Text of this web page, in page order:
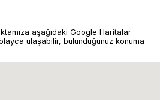
aşağıdaki Google Haritalar
ulaşabilir, bulunduğunuz konuma